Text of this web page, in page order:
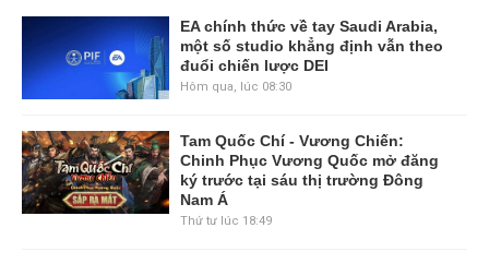
EA chính thức về tay Saudi Arabia,
một số studio khẳng định vẫn theo
đuổi chiến lược DEI
Hôm qua, lúc 08:30
Tam Quốc Chí - Vương Chiến:
Chinh Phục Vương Quốc mở đăng
ký trước tại sáu thị trường Đông
Nam Á
Thứ tư lúc 18:49